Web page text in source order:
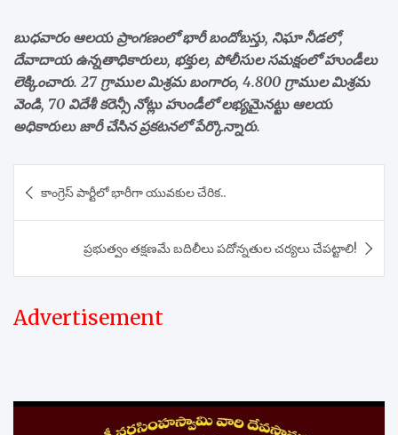
బుధవారం ఆలయ ప్రాంగణంలో భారీ బందోబస్తు, నిఘా నీడలో,
దేవాదాయ ఉన్నతాధికారులు, భక్తుల, పోలీసుల సమక్షంలో హుండీలు
లెక్కించారు. 27 గ్రాముల మిశ్రమ బంగారం, 4.800 గ్రాముల మిశ్రమ
వెండి, 70 విదేశీ కరెన్సీ నోట్లు హుండీలో లభ్యమైనట్టు ఆలయ
అధికారులు జారీ చేసిన ప్రకటనలో పేర్కొన్నారు.
navigation
కాంగ్రెస్ పార్టీలో భారీగా యువకుల చేరిక..
ప్రభుత్వం తక్షణమే బదిలీలు పదోన్నతుల చర్యలు చేపట్టాలి!
Advertisement